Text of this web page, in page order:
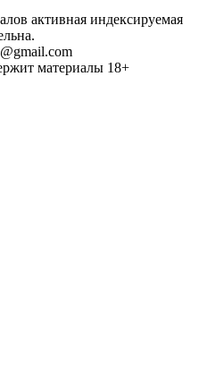
активная индексируемая
материалы 18+